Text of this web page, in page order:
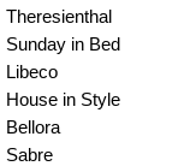
Theresienthal
Sunday in Bed
Libeco
House in Style
Bellora
Sabre